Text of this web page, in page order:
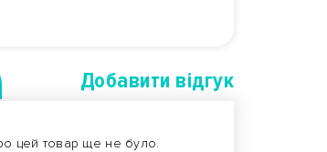
Добавити вiдгук
цей товар ще не було.